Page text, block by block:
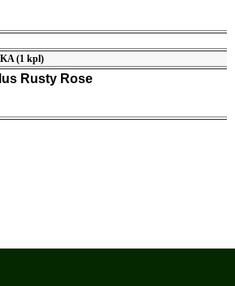
(1 kpl)
Rusty Rose